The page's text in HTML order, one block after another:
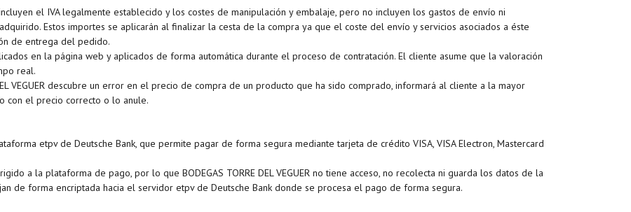
el IVA legalmente establecido y los costes de manipulación y embalaje, pero no incluyen los gastos de envío ni
Estos importes se aplicarán al finalizar la cesta de la compra ya que el coste del envío y servicios asociados a éste
de entrega del pedido.
en la página web y aplicados de forma automática durante el proceso de contratación. El cliente asume que la valoración
real.
VEGUER descubre un error en el precio de compra de un producto que ha sido comprado, informará al cliente a la mayor
con el precio correcto o lo anule.
etpv de Deutsche Bank, que permite pagar de forma segura mediante tarjeta de crédito VISA, VISA Electron, Mastercard
a la plataforma de pago, por lo que BODEGAS TORRE DEL VEGUER no tiene acceso, no recolecta ni guarda los datos de la
de forma encriptada hacia el servidor etpv de Deutsche Bank donde se procesa el pago de forma segura.